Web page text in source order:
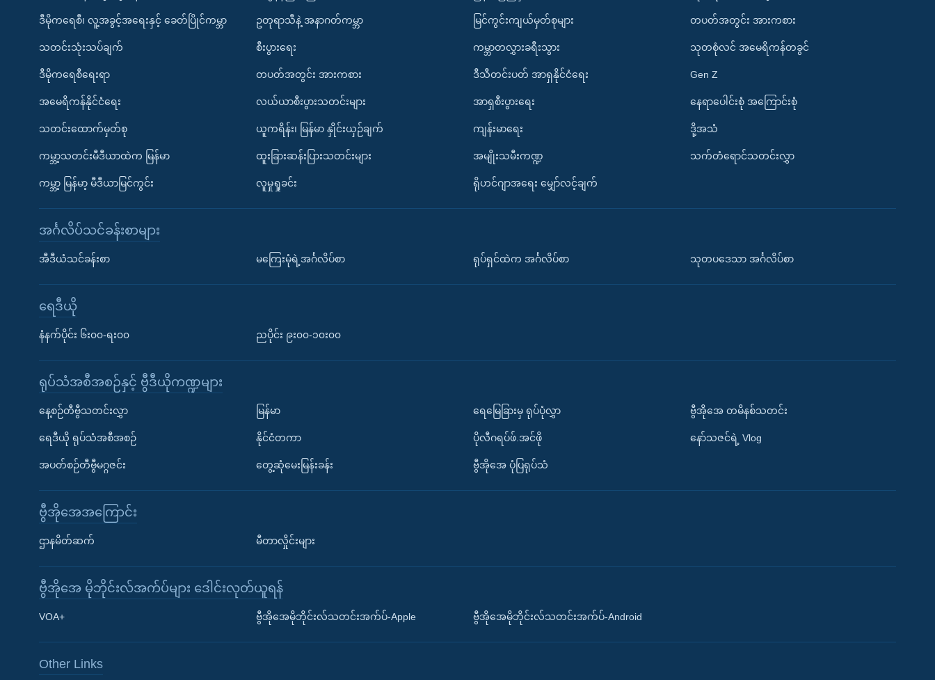
Learning English
ဗွီအိုအေ လူမှုကွန်ယက်များ
ဘာသာစကားများ
ဒီမိုကရေစီ၊ လူ့အခွင့်အရေးနှင့် ခေတ်ပြိုင်ကမ္ဘာ
သတင်းသုံးသပ်ချက်
ဒီမိုကရေစီရေးရာ
အမေရိကန်နိုင်ငံရေး
သတင်းထောက်မှတ်စု
ကမ္ဘာ့သတင်းမီဒီယာထဲက မြန်မာ
ကမ္ဘာ့ မြန်မာ့ မီဒီယာမြင်ကွင်း
ဥတုရာသီနဲ့ အနာဂတ်ကမ္ဘာ
စီးပွားရေး
တပတ်အတွင်း အားကစား
လယ်ယာစီးပွားသတင်းများ
ယူကရိန်း၊ မြန်မာ နှိုင်းယှဉ်ချက်
ထူးခြားဆန်းပြားသတင်းများ
လူမှုရှုခင်း
မြင်ကွင်းကျယ်မှတ်စုများ
ကမ္ဘာတလွှားခရီးသွား
ဒီသီတင်းပတ် အာရှနိုင်ငံရေး
အာရှစီးပွားရေး
ကျန်းမာရေး
အမျိုးသမီးကဏ္ဍ
ရိုဟင်ဂျာအရေး မျှော်လင့်ချက်
တပတ်အတွင်း အားကစား
သုတစုံလင် အမေရိကန်တခွင်
Gen Z
နေရာပေါင်းစုံ အကြောင်းစုံ
ဒို့အသံ
သက်တံရောင်သတင်းလွှာ
အင်္ဂလိပ်သင်ခန်းစာများ
အီဒီယံသင်ခန်းစာ မကြေးမုံရဲ့အင်္ဂလိပ်စာ ရုပ်ရှင်ထဲက အင်္ဂလိပ်စာ သုတပဒေသာ အင်္ဂလိပ်စာ
ရေဒီယို
နံနက်ပိုင်း ၆း၀၀-ရး၀၀ ညပိုင်း ၉း၀၀-၁၀း၀၀
ရုပ်သံအစီအစဉ်နှင့် ဗွီဒီယိုကဏ္ဍများ
နေ့စဉ်တီဗွီသတင်းလွှာ
ရေဒီယို ရုပ်သံအစီအစဉ်
အပတ်စဉ်တီဗွီမဂ္ဂဇင်း
မြန်မာ
နိုင်ငံတကာ
တွေ့ဆုံမေးမြန်းခန်း
ရေမြေခြားမှ ရုပ်ပုံလွှာ
ပိုလီဂရပ်ဖ်.အင်ဖို
ဗွီအိုအေ ပုံပြရုပ်သံ
ဗွီအိုအေ တမိနစ်သတင်း
နော်သဇင်ရဲ့ Vlog
ဗွီအိုအေအကြောင်း
ဌာနမိတ်ဆက် မီတာလှိုင်းများ
ဗွီအိုအေ မိုဘိုင်းလ်အက်ပ်များ ဒေါင်းလုတ်ယူရန်
VOA+ ဗွီအိုအေမိုဘိုင်းလ်သတင်းအက်ပ်-Apple ဗွီအိုအေမိုဘိုင်းလ်သတင်းအက်ပ်-Android
Other Links